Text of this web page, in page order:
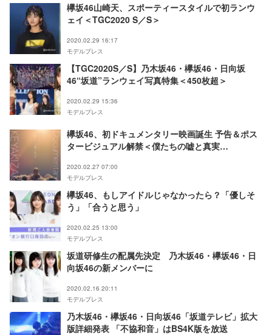
欅坂46山崎天、スポーティースタイルで初ランウ
ェイ＜TGC2020 S／S＞
2020.02.29 16:17
モデルプレス
【TGC2020S／S】乃木坂46・欅坂46・日向坂
46“坂道”ランウェイ写真特集＜450枚超＞
2020.02.29 15:36
モデルプレス
欅坂46、初ドキュメンタリー映画誕生 予告＆ポス
タービジュアル解禁＜僕たちの嘘と真実
2020.02.27 07:00
モデルプレス
欅坂46、もしアイドルじゃなかったら？「優しそ
う」「合うと思う」
2020.02.25 13:00
モデルプレス
坂道研修生の配属先決定 乃木坂46・欅坂46・日
向坂46の新メンバーに
2020.02.16 20:11
モデルプレス
乃木坂46・欅坂46・日向坂46「坂道テレビ」拡大
版詳細発表 「不協和音」はBS4K版を放送